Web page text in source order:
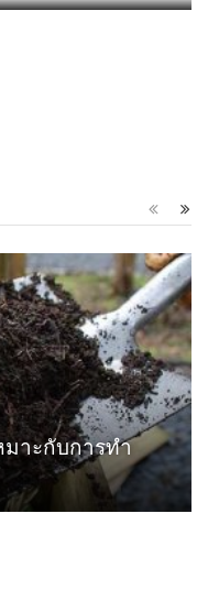
มาะกับการทำ